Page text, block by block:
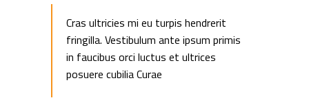
Cras ultricies mi eu turpis hendrerit
fringilla. Vestibulum ante ipsum primis
in faucibus orci luctus et ultrices
posuere cubilia Curae